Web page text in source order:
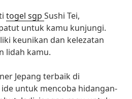
togel sgp Sushi Tei,
untuk kamu kunjungi.
keunikan dan kelezatan
lidah kamu.
Jepang terbaik di
untuk mencoba hidangan-